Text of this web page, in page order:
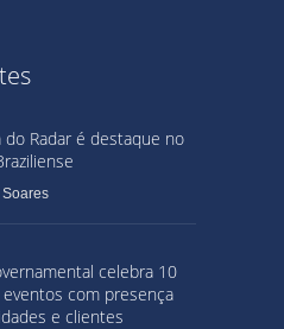
do Radar é destaque no
celebra 10
com presença
e clientes